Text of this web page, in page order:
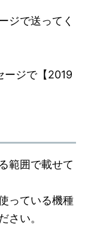
ジで送ってく
ージで【2019
範囲で載せて
っている機種
い。